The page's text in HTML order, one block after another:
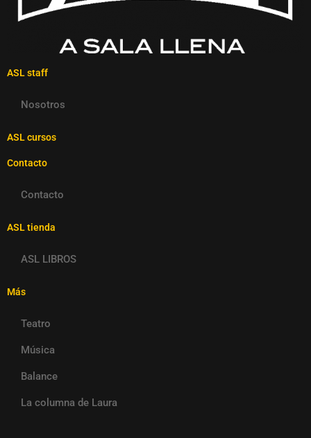
ASL staff
Nosotros
ASL cursos
Contacto
Contacto
ASL tienda
ASL LIBROS
Más
Teatro
Música
Balance
La columna de Laura